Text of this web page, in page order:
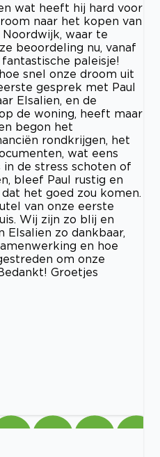
wat heeft hij hard voor
naar het kopen van
waar te
beoordeling nu, vanaf
paleisje!
snel onze droom uit
gesprek met Paul
Elsalien, en de
de woning, heeft maar
begon het
rondkrijgen, het
wat eens
in de stress schoten of
bleef Paul rustig en
het goed zou komen.
van onze eerste
Wij zijn zo blij en
Elsalien zo dankbaar,
en hoe
om onze
Groetjes